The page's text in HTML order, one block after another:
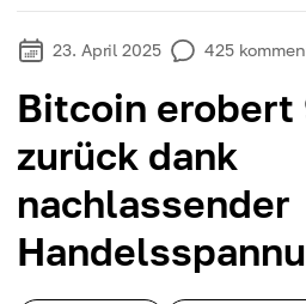
23. April 2025 425
Bitcoin erobert
zurück dank
nachlassender